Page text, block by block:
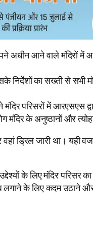
अधीन आने वाले मंदिरों में
निर्देशों का सख्ती से सभी
में आरएसएस
के अनुष्ठानों और
ड्रिल जारी था। यही
के लिए मंदिर परिसर
के लिए कदम उठाने